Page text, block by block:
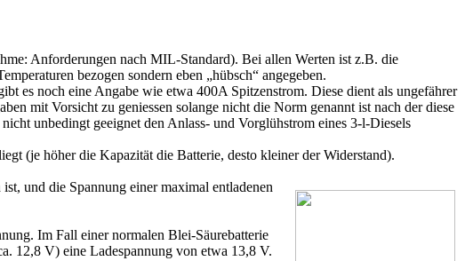
Anforderungen nach MIL-Standard). Bei allen Werten ist z.B. die
bezogen sondern eben „hübsch“ angegeben.
es noch eine Angabe wie etwa 400A Spitzenstrom. Diese dient als ungefährer
mit Vorsicht zu geniessen solange nicht die Norm genannt ist nach der diese
unbedingt geeignet den Anlass- und Vorglühstrom eines 3-l-Diesels
(je höher die Kapazität die Batterie, desto kleiner der Widerstand).
und die Spannung einer maximal entladenen
Im Fall einer normalen Blei-Säurebatterie
12,8 V) eine Ladespannung von etwa 13,8 V.